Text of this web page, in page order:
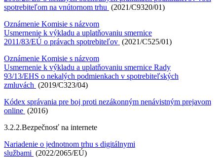
spotrebiteľom na vnútornom trhu (2021/C9320/01)
Oznámenie Komisie s názvom
Usmernenie k výkladu a uplatňovaniu smernice
2011/83/EÚ o právach spotrebiteľov (2021/C525/01)
Oznámenie Komisie s názvom
Usmernenie k výkladu a uplatňovaniu smernice Rady
93/13/EHS o nekalých podmienkach v spotrebiteľských
zmluvách (2019/C323/04)
Kódex správania pre boj proti nezákonným nenávistným prejavom
online (2016)
3.2.2.Bezpečnosť na internete
Nariadenie o jednotnom trhu s digitálnymi
službami (2022/2065/EÚ)